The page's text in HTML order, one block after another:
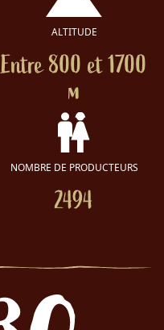
ALTITUDE
Entre 800 et 1700
m
NOMBRE DE PRODUCTEURS
2494